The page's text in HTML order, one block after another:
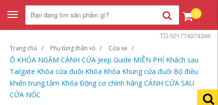
Toggle
navigation
0
Trang chủ Phụ tùng thân vỏ Cửa xe
Ổ KHÓA NGẬM CÁNH CỬA Jeep Guide MIỄN PHÍ Khách sau
Tailgate Khóa cửa đuôi Khóa Khóa Khung cửa đuôi Bộ điều
khiển trung tâm Khóa Động cơ chính hãng CÁNH CỬA SAU
CỬA NÓC
TD-521774974346